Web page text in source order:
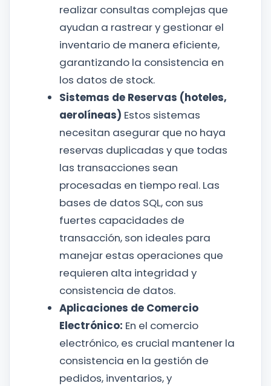
realizar consultas complejas que
ayudan a rastrear y gestionar el
inventario de manera eficiente,
garantizando la consistencia en
los datos de stock.
Sistemas de Reservas (hoteles,
aerolíneas) Estos sistemas
necesitan asegurar que no haya
reservas duplicadas y que todas
las transacciones sean
procesadas en tiempo real. Las
bases de datos SQL, con sus
fuertes capacidades de
transacción, son ideales para
manejar estas operaciones que
requieren alta integridad y
consistencia de datos.
Aplicaciones de Comercio
Electrónico: En el comercio
electrónico, es crucial mantener la
consistencia en la gestión de
pedidos, inventarios, y